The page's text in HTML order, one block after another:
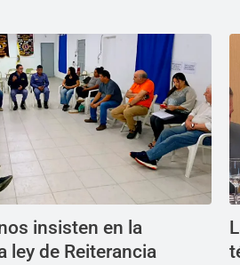
insisten en la
ley de Reiterancia